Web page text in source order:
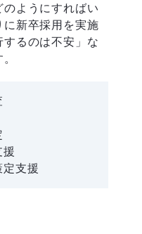
のようにすればい
に新卒採用を実施
るのは不安」な
援
定支援